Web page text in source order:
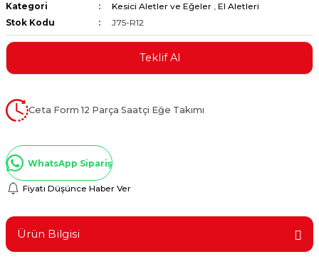
Kaplamalar
ve Penseler
Aletleri
Kategori
Kesici Aletler ve Eğeler , El Aletleri
Stok Kodu
J75-R12
Teklif Al
Ceta Form 12 Parça Saatçi Eğe Takımı
WhatsApp Sipariş
Fiyatı Düşünce Haber Ver
Ürün Bilgisi